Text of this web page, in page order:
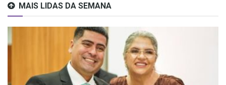
MAIS LIDAS DA SEMANA